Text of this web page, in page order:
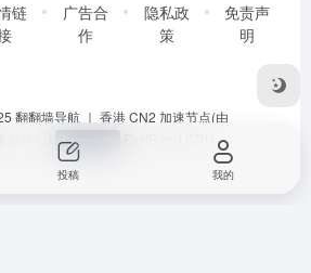
链
广告合
作
隐私政
策
免责声
明
翻翻墙导航 ｜ 香港 CN2 加速节点(由
投稿 我的